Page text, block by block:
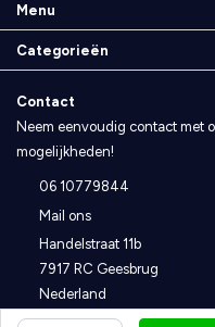
Menu
Categorieën
Contact
Neem eenvoudig contact met
mogelijkheden!
06 10779844
Mail ons
Handelstraat 11b
7917 RC Geesbrug
Nederland